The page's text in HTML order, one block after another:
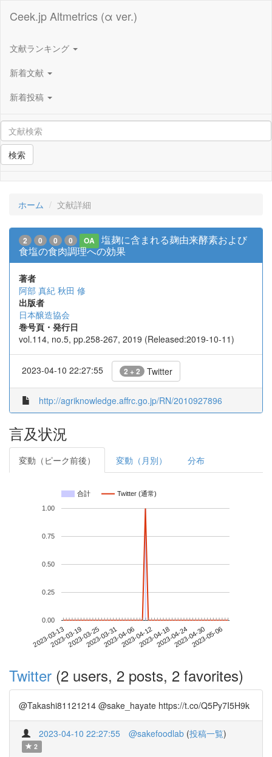
Ceek.jp Altmetrics (α ver.)
文献ランキング
新着文献
新着投稿
検索
ホーム 文献詳細
2 0 0 0 OA
塩麹に含まれる麹由来酵素および
食塩の食肉調理への効果
著者
阿部 真紀 秋田 修
出版者
日本醸造協会
巻号頁・発行日
vol.114, no.5, pp.258-267, 2019 (Released:2019-10-11)
2023-04-10 22:27:55 2 + 2 Twitter
http://agriknowledge.affrc.go.jp/RN/2010927896
言及状況
変動（ピーク前後） 変動（月別） 分布
合計 Twitter (通常)
2023-03-132023-03-192023-03-252023-03-312023-04-062023-04-122023-04-182023-04-242023-04-302023-05-06
0.00
0.25
0.50
0.75
1.00
Twitter (2 users, 2 posts, 2 favorites)
@Takashi81121214 @sake_hayate https://t.co/Q5Py7I5H9k
2023-04-10 22:27:55 @sakefoodlab (投稿一覧)
2